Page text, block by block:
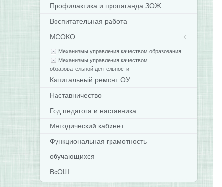
Профилактика и пропаганда ЗОЖ
Воспитательная работа
МСОКО
Механизмы управления качеством образования
Механизмы управления качеством
образовательной деятельности
Капитальный ремонт ОУ
Наставничество
Год педагога и наставника
Методический кабинет
Функциональная грамотность
обучающихся
ВсОШ